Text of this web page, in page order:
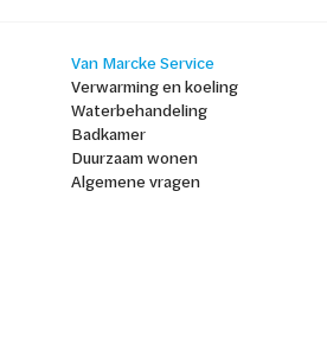
Verwarming
Koeling
Producten
Badkamers met richtprijs
Advies
Hernieuwbare energie
Ventilatie
Regenwaterrecuperatie
Waterontharders
Waterfilters
Van Marcke Service
Verwarming en koeling
Waterbehandeling
Badkamer
Duurzaam wonen
Algemene vragen